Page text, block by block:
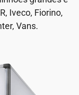
Iveco, Fiorino,
Vans.